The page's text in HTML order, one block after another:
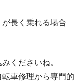
長く乗れる場合
くださいね。
転車修理から専門的